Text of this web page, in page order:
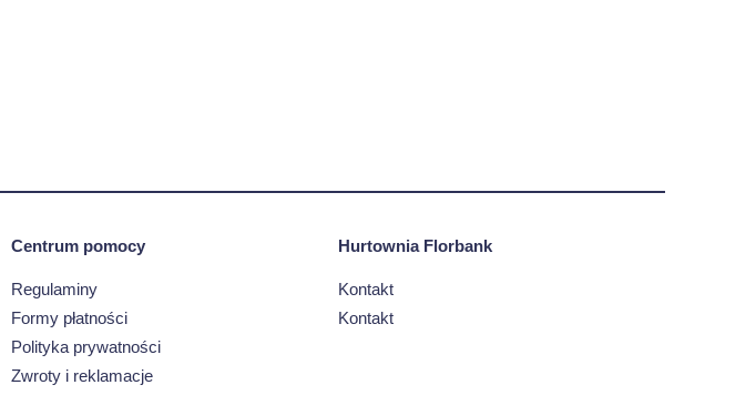
Centrum pomocy
Regulaminy
Formy płatności
Polityka prywatności
Zwroty i reklamacje
Hurtownia Florbank
Kontakt
Kontakt